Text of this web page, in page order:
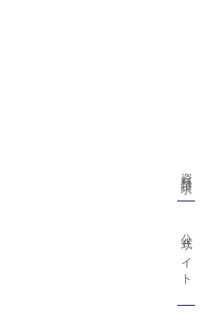
資料請求
公式サイト